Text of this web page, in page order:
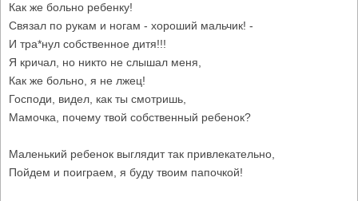
Как же больно ребенку!
Связал по рукам и ногам - хороший мальчик! -
И тра*нул собственное дитя!!!
Я кричал, но никто не слышал меня,
Как же больно, я не лжец!
Господи, видел, как ты смотришь,
Мамочка, почему твой собственный ребенок?
Маленький ребенок выглядит так привлекательно,
Пойдем и поиграем, я буду твоим папочкой!